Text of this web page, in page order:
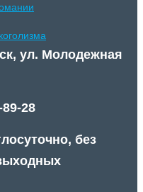
ул. Молодежная
28
без